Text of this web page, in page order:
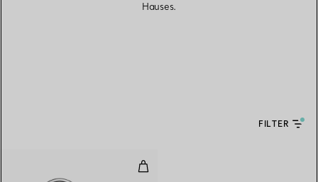
Hauses.
FILTER
Schlüsselanhänger mit Herz